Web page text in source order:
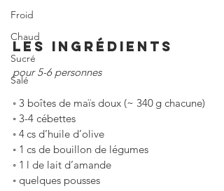
Froid
Chaud
Sucré
Salé
LES INGRÉDIENTS
pour 5-6 personnes
◦ 3 boîtes de maïs doux (~ 340 g chacune)
◦ 3-4 cébettes
◦ 4 cs d’huile d’olive
◦ 1 cs de bouillon de légumes
◦ 1 l de lait d’amande
◦ quelques pousses